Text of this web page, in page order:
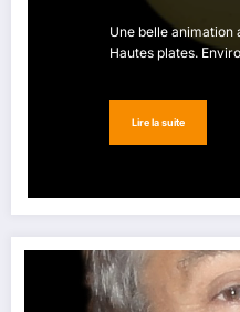
Une belle
Hautes plates.
Lire la suite